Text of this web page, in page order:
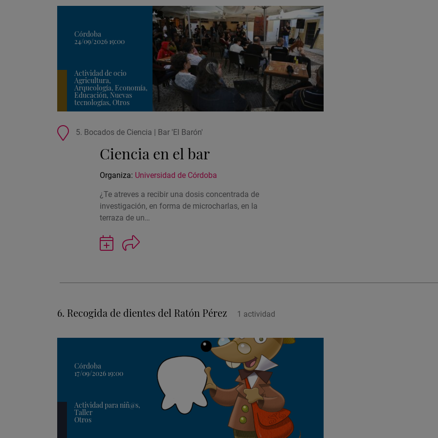
Córdoba
24/09/2026 19:00
Actividad de ocio
Agricultura,
Arqueología, Economía,
Educación, Nuevas
tecnologías, Otros
de
actividad
5. Bocados de Ciencia | Bar 'El Barón'
Ciencia en el bar
Organiza: Universidad de Córdoba
¿Te atreves a recibir una dosis concentrada de
investigación, en forma de microcharlas, en la
terraza de un…
Guardar
actividad
Calendar
6. Recogida de dientes del Ratón Pérez 1 actividad
Córdoba
17/09/2026 19:00
Actividad para niñ@s,
Taller
Otros